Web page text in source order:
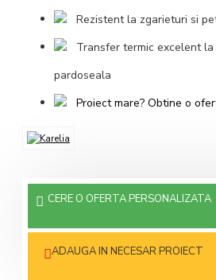
Rezistent la zgarieturi si
Transfer termic excelent la
pardoseala
Proiect mare? Obtine o
CERE O OFERTA PERSONALIZATA
ADAUGA IN NECESAR PROIECT